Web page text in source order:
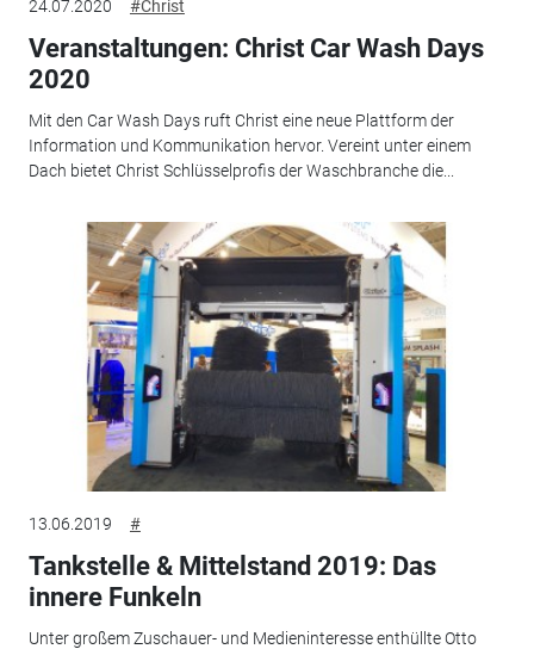
24.07.2020 #Christ
Veranstaltungen: Christ Car Wash Days
2020
Mit den Car Wash Days ruft Christ eine neue Plattform der
Information und Kommunikation hervor. Vereint unter einem
Dach bietet Christ Schlüsselprofis der Waschbranche die...
13.06.2019 #
Tankstelle & Mittelstand 2019: Das
innere Funkeln
Unter großem Zuschauer- und Medien­interesse enthüllte Otto